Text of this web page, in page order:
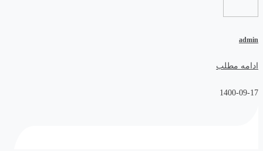
admin
ادامه مطلب
1400-09-17